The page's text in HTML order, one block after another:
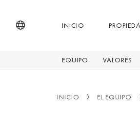
INICIO
EQUIPO VALORES
INICIO EL EQUIPO